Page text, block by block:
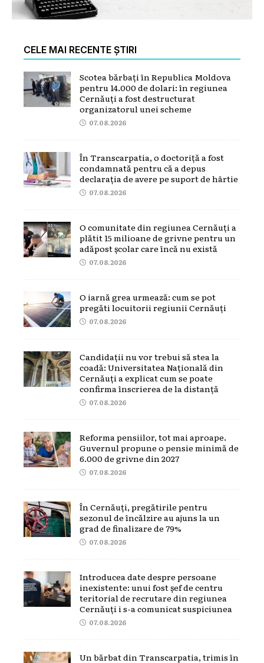
CELE MAI RECENTE ȘTIRI
Scotea bărbați în Republica Moldova
pentru 14.000 de dolari: în regiunea
Cernăuți a fost destructurat
organizatorul unei scheme
07.08.2026
În Transcarpatia, o doctoriță a fost
condamnată pentru că a depus
declarația de avere pe suport de hârtie
07.08.2026
O comunitate din regiunea Cernăuți a
plătit 15 milioane de grivne pentru un
adăpost școlar care încă nu există
07.08.2026
O iarnă grea urmează: cum se pot
pregăti locuitorii regiunii Cernăuți
07.08.2026
Candidații nu vor trebui să stea la
coadă: Universitatea Națională din
Cernăuți a explicat cum se poate
confirma înscrierea de la distanță
07.08.2026
Reforma pensiilor, tot mai aproape.
Guvernul propune o pensie minimă de
6.000 de grivne din 2027
07.08.2026
În Cernăuți, pregătirile pentru
sezonul de încălzire au ajuns la un
grad de finalizare de 79%
07.08.2026
Introducea date despre persoane
inexistente: unui fost șef de centru
teritorial de recrutare din regiunea
Cernăuți i s-a comunicat suspiciunea
07.08.2026
Un bărbat din Transcarpatia, trimis în